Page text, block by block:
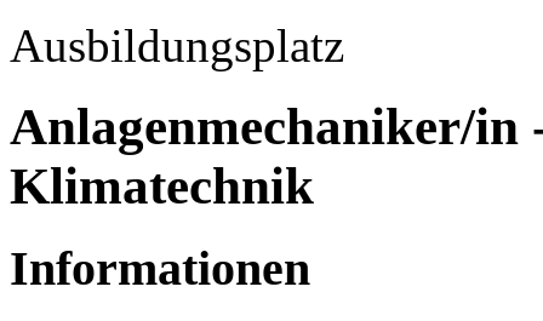
Ausbildungsplatz
Anlagenmechaniker/in
Klimatechnik
Informationen